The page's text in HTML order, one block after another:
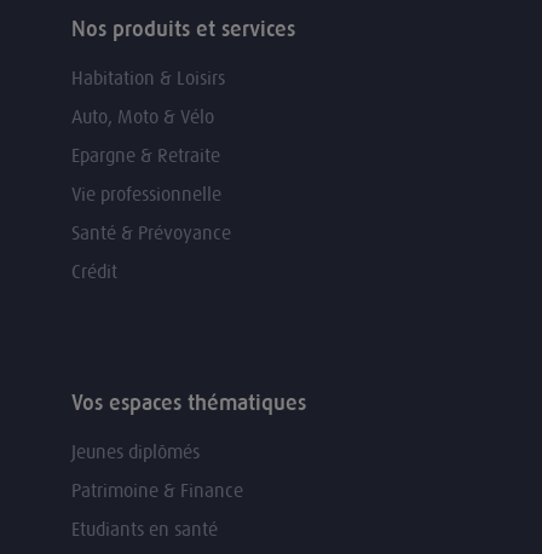
Nos produits et services
Habitation & Loisirs
Auto, Moto & Vélo
Epargne & Retraite
Vie professionnelle
Santé & Prévoyance
Crédit
Vos espaces thématiques
Jeunes diplômés
Patrimoine & Finance
Etudiants en santé